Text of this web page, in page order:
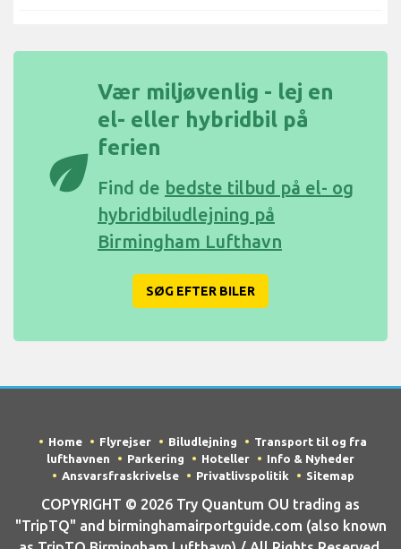
eco
Vær miljøvenlig - lej en
el- eller hybridbil på
ferien
Find de bedste tilbud på el- og
hybridbiludlejning på
Birmingham Lufthavn
SØG EFTER BILER
Home Flyrejser Biludlejning
Transport til og fra
lufthavnen
Parkering Hoteller
Info & Nyheder
Ansvarsfraskrivelse
Privatlivspolitik Sitemap
COPYRIGHT © 2026 Try Quantum OU trading as
"TripTQ" and birminghamairportguide.com (also known